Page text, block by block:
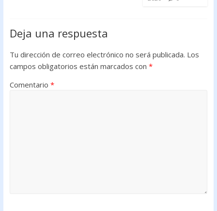
Deja una respuesta
Tu dirección de correo electrónico no será publicada. Los
campos obligatorios están marcados con *
Comentario *